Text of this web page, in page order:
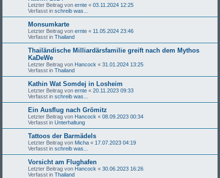
Letzter Beitrag von ernte « 03.11.2024 12:25
Verfasst in schreib was...
Monsumkarte
Letzter Beitrag von ernte « 11.05.2024 23:46
Verfasst in Thailand
Thailändische Milliardärsfamilie greift nach dem Mythos
KaDeWe
Letzter Beitrag von Hancock « 31.01.2024 13:25
Verfasst in Thailand
Kathin Wat Somdej in Losheim
Letzter Beitrag von ernte « 20.11.2023 09:33
Verfasst in schreib was...
Ein Ausflug nach Grömitz
Letzter Beitrag von Hancock « 08.09.2023 00:34
Verfasst in Unterhaltung
Tattoos der Barmädels
Letzter Beitrag von Micha « 17.07.2023 04:19
Verfasst in schreib was...
Vorsicht am Flughafen
Letzter Beitrag von Hancock « 30.06.2023 16:26
Verfasst in Thailand